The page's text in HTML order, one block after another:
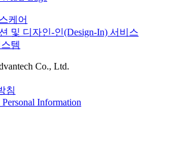
케어
및 디자인-인(Design-In) 서비스
템
Co., Ltd.
침
Information